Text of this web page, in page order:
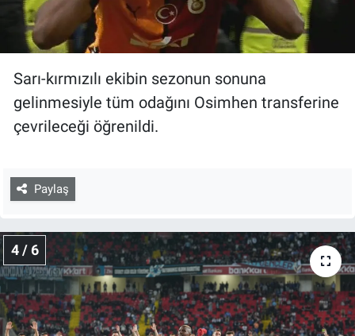
Sarı-kırmızılı ekibin sezonun sonuna
gelinmesiyle tüm odağını Osimhen transferine
çevrileceği öğrenildi.
Paylaş
4 / 6